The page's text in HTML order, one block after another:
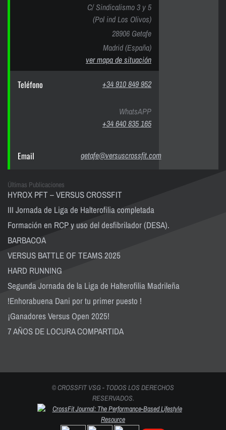
C/ Sindicalismo 3 y 5
(Pol ind Los Olivos)
28906 Getafe
Madrid (España)
ver mapa de situación
Teléfono +34 910 849 952
WhatsAPP
+34 640 835 165
Email getafe@versuscrossfit.com
Últimas Publicaciones
HYROX PFT – VERSUS CROSSFIT
III Jornada de Liga de Halterofilia completada
Formación en RCP y uso del desfibrilador (DESA).
BARBACOA
VERSUS BATTLE OF TEAMS 2025
HARD RUNNING
Segunda Jornada de la Liga de Halterofilia Madrileña
!Enhorabuena Dani por tu primer puesto !
¡Ganadores Versus Open 2025!
7 AÑOS DE LOCURA COMPARTIDA
© CROSSFIT VSG - TODOS LOS DERECHOS
RESERVADOS.